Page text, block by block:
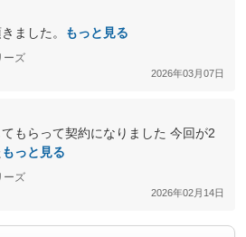
ました。 もっと見る
ーズ
2026年03月07日
もらって契約になりました 今回が2
もっと見る
ーズ
2026年02月14日